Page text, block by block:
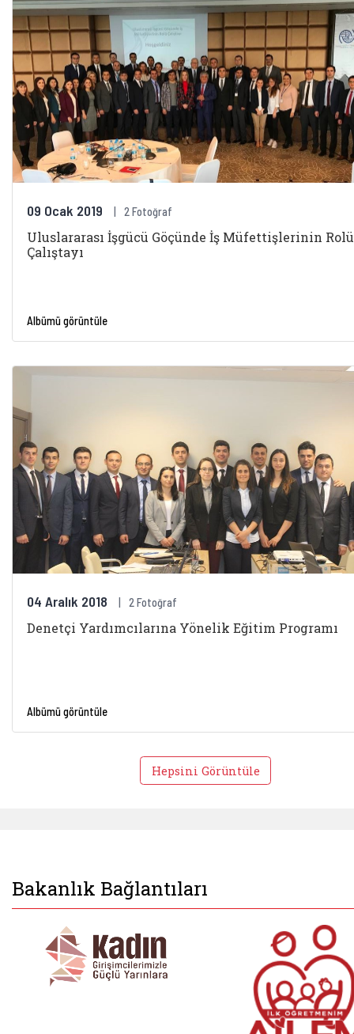
09 Ocak 2019 2 Fotoğraf
Uluslararası İşgücü Göçünde İş Müfettişlerinin Rolü
Çalıştayı
Albümü görüntüle
04 Aralık 2018 2 Fotoğraf
Denetçi Yardımcılarına Yönelik Eğitim Programı
Albümü görüntüle
Hepsini Görüntüle
Bakanlık Bağlantıları